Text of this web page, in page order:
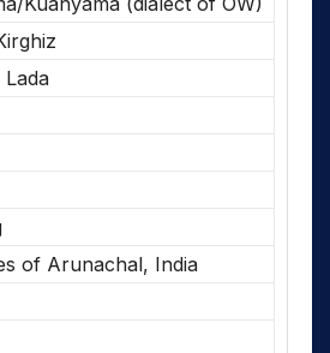
Lada
of Arunachal, India